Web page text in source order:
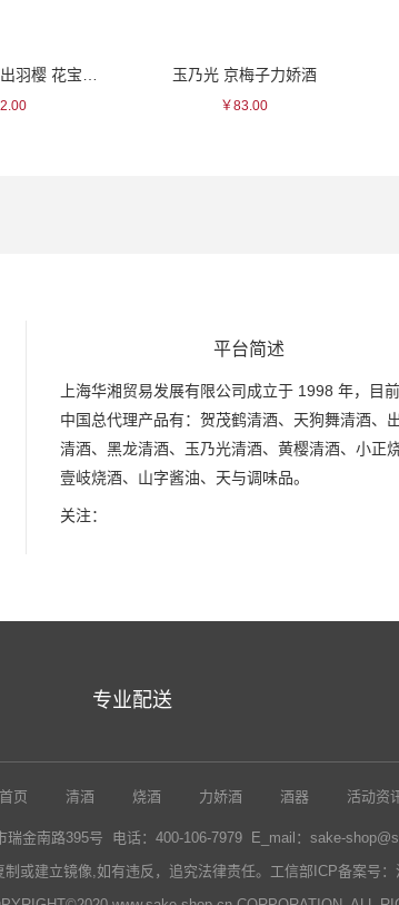
玉乃光 京梅子力娇酒
￥83.00
平台简述
上海华湘贸易发展有限公司成立于 1998 年，目
中国总代理产品有：贺茂鹤清酒、天狗舞清酒、
清酒、黑龙清酒、玉乃光清酒、黄樱清酒、小正烧
壹岐烧酒、山字酱油、天与调味品。
关注：
专业配送
页 清酒 烧酒 力娇酒 酒器 活动资
瑞金南路395号 电话：400-106-7979 E_mail：sake-
或建立镜像,如有违反，追究法律责任。 工信部ICP备案号